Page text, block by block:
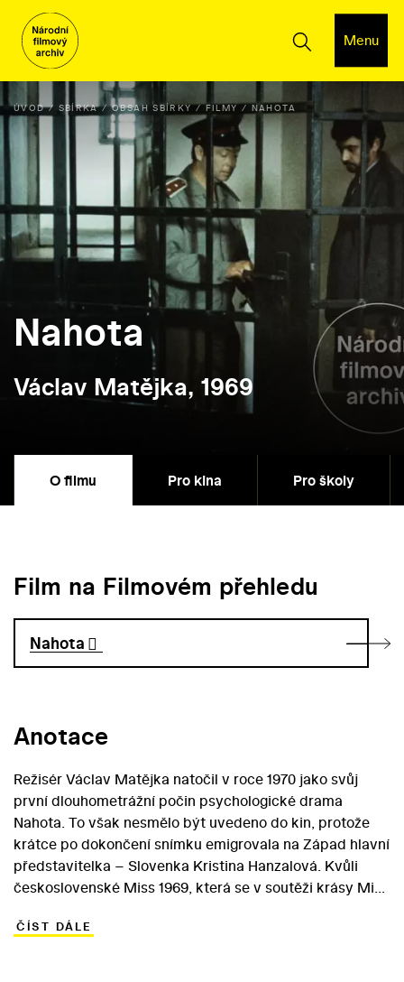
Menu
ÚVOD SBÍRKA OBSAH SBÍRKY FILMY NAHOTA
Nahota
Václav Matějka, 1969
O filmu Pro kina Pro školy
Film na Filmovém přehledu
Nahota
Anotace
Režisér Václav Matějka natočil v roce 1970 jako svůj
první dlouhometrážní počin psychologické drama
Nahota. To však nesmělo být uvedeno do kin, protože
krátce po dokončení snímku emigrovala na Západ hlavní
představitelka – Slovenka Kristina Hanzalová. Kvůli
československé Miss 1969, která se v soutěži krásy Miss
dostal k divákům až v roce 1990. Postava
ČÍST DÁLE